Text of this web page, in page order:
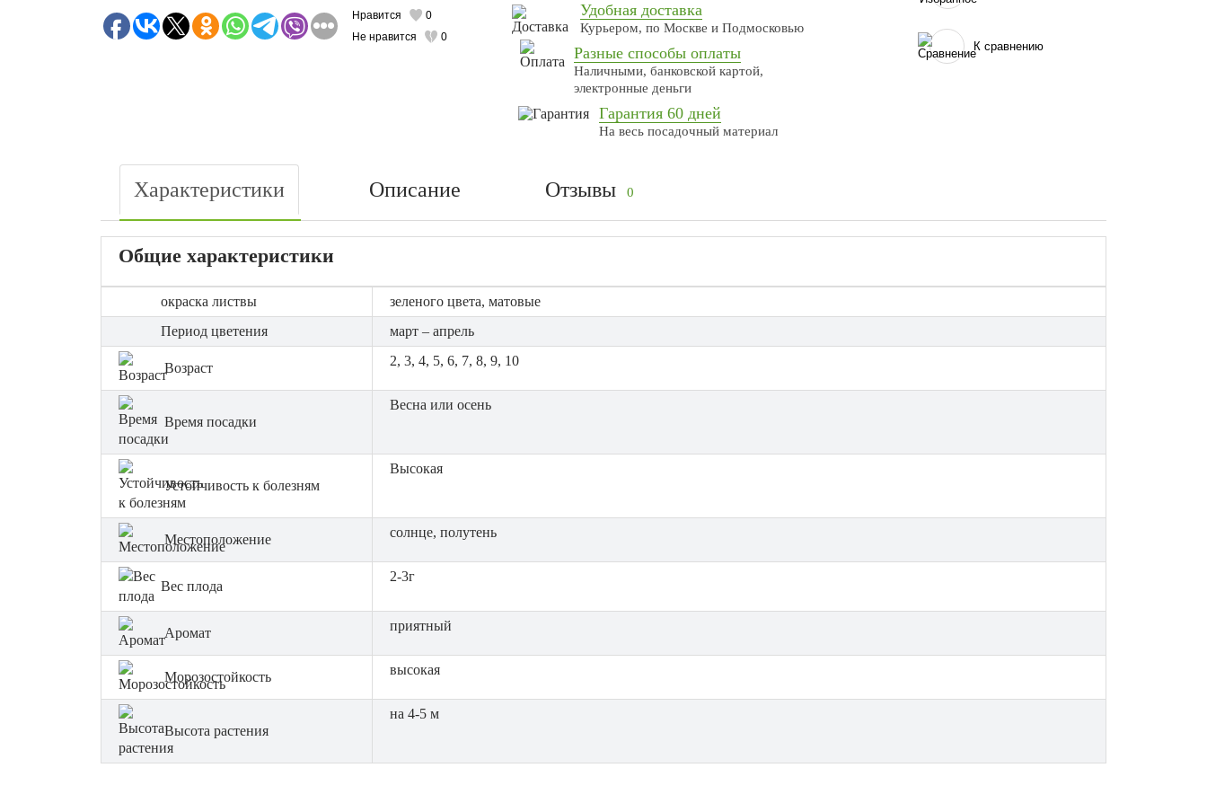
Нравится
0
Не нравится
0
Удобная доставка
Курьером, по Москве и Подмосковью
Разные способы оплаты
Наличными, банковской картой,
электронные деньги
Гарантия 60 дней
На весь посадочный материал
К сравнению
Характеристики Описание Отзывы 0
Общие характеристики
окраска листвы
зеленого цвета, матовые
Период цветения
март – апрель
Возраст 2, 3, 4, 5, 6, 7, 8, 9, 10
Время посадки
Весна или осень
Устойчивость к болезням
Высокая
Местоположение солнце, полутень
Вес плода
2-3г
Аромат приятный
Морозостойкость высокая
Высота растения
на 4-5 м